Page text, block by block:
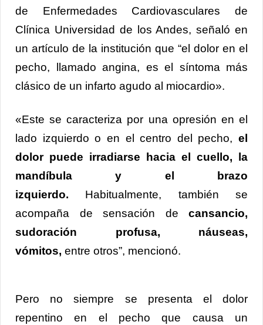
de Enfermedades Cardiovasculares de
Clínica Universidad de los Andes, señaló en
un artículo de la institución que “el dolor en el
pecho, llamado angina, es el síntoma más
clásico de un infarto agudo al miocardio».
«Este se caracteriza por una opresión en el
lado izquierdo o en el centro del pecho, el
dolor puede irradiarse hacia el cuello, la
mandíbula y el brazo
izquierdo. Habitualmente, también se
acompaña de sensación de cansancio,
sudoración profusa, náuseas,
vómitos, entre otros”, mencionó.
Pero no siempre se presenta el dolor
repentino en el pecho que causa un